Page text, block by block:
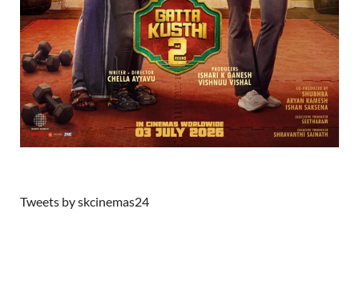
Tweets by skcinemas24